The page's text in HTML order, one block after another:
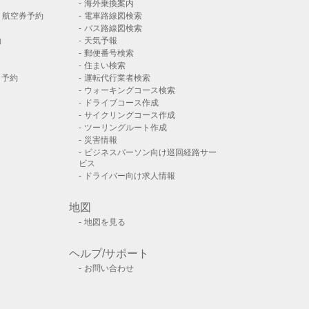
空券予約
約
海外乗換案内
電車路線図検索
バス路線図検索
天気予報
郵便番号検索
住まい検索
運転代行業者検索
ウォーキングコース検索
ドライブコース作成
サイクリングコース作成
ツーリングルート作成
災害情報
ビジネスパーソン向け巡回経路サー
ビス
ドライバー向け求人情報
地図
地図を見る
ヘルプ/サポート
お問い合わせ